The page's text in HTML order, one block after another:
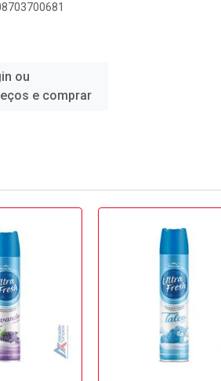
ou
e comprar